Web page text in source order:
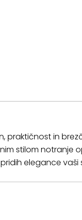
in
stilom notranje
elegance vaši